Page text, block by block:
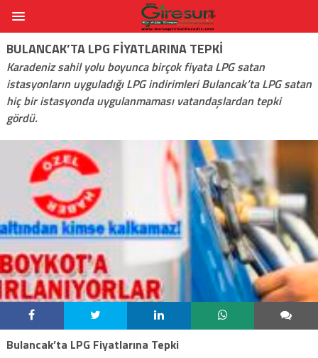
BULANCAK’TA LPG FIYATLARINA TEPKI
Karadeniz sahil yolu boyunca birçok fiyata LPG satan
istasyonların uyguladığı LPG indirimleri Bulancak’ta LPG satan
hiç bir istasyonda uygulanmaması vatandaşlardan tepki
gördü.
Bulancak’ta LPG Fiyatlarına Tepki